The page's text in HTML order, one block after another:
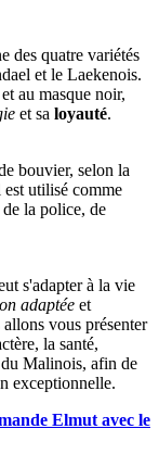
des quatre variétés
et le Laekenois.
au masque noir,
et sa loyauté.
bouvier, selon la
utilisé comme
la police, de
s'adapter à la vie
adaptée et
vous présenter
la santé,
Malinois, afin de
exceptionnelle.
Elmut avec le